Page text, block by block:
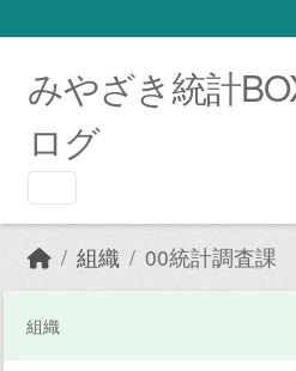
みやざき統計
ログ
組織 00統計調査課
組織